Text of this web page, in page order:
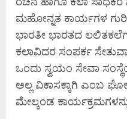
ಮಹೋನ್ನತ ಕಾರ್ಯಗಳ
ಭಾರತೀ ಭಾರತದ
ಕಲಾವಿದರ ಸಂಪರ್ಕ
ಒಂದು ಸ್ವಯಂ ಸೇವಾ
ಅಲ್ಲ ವಿಕಾಸಕ್ಕಾಗಿ ಎಂಬ
ಮೇಲ್ಕಂಡ